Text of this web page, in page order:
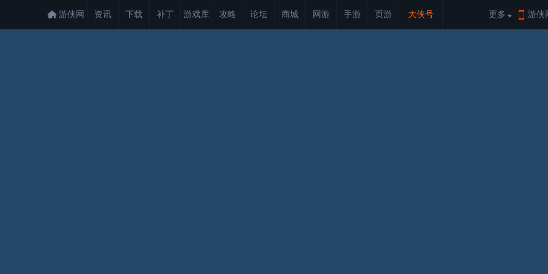
游侠网 资讯 下载 补丁 游戏库 攻略 论坛 商城 网游 手游 页游 大侠号 更多 游侠